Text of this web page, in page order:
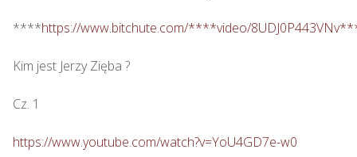
****https://www.bitchute.com/****video/
Kim jest Jerzy Zięba ?
Cz. 1
https://www.youtube.com/watch?v=YoU4GD7e-w0